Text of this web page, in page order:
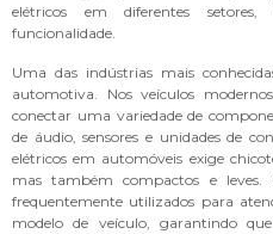
elétricos em diferentes
funcionalidade.
Uma das indústrias mais
automotiva. Nos veículos
conectar uma variedade de
de áudio, sensores e unidades de
elétricos em automóveis exige
mas também compactos e leves.
frequentemente utilizados para
modelo de veículo, garantindo